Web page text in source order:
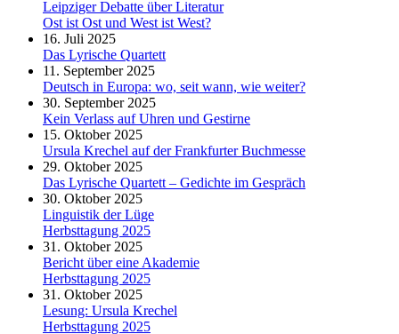
Leipziger Debatte über Literatur
Ost ist Ost und West ist West?
16. Juli 2025
Das Lyrische Quartett
11. September 2025
Deutsch in Europa: wo, seit wann, wie weiter?
30. September 2025
Kein Verlass auf Uhren und Gestirne
15. Oktober 2025
Ursula Krechel auf der Frankfurter Buchmesse
29. Oktober 2025
Das Lyrische Quartett – Gedichte im Gespräch
30. Oktober 2025
Linguistik der Lüge
Herbsttagung 2025
31. Oktober 2025
Bericht über eine Akademie
Herbsttagung 2025
31. Oktober 2025
Lesung: Ursula Krechel
Herbsttagung 2025